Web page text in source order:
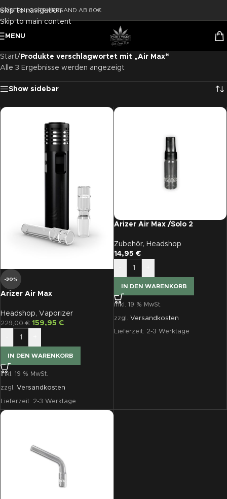
Skip to navigation
Skip to main content
KOSTENLOSER VERSAND AB 80€
MENU
Start/ Produkte verschlagwortet mit „Air Max“
Alle 3 Ergebnisse werden angezeigt
Show sidebar
-30%
Arizer Air Max
Headshop, Vaporizer
229,00€ 159,95 €
IN DEN WARENKORB
inkl. 19 % MwSt.
zzgl. Versandkosten
Lieferzeit: 2-3 Werktage
Arizer Air Max /Solo 2
(standard 60 mm)
Zubehör, Headshop
14,95 €
IN DEN WARENKORB
inkl. 19 % MwSt.
zzgl. Versandkosten
Lieferzeit: 2-3 Werktage